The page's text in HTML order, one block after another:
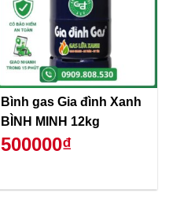
Bình gas Gia đình Xanh
BÌNH MINH 12kg
500000₫